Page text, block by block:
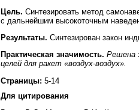
Цель. Синтезировать метод
с дальнейшим высокоточным
Результаты. Синтезирован закон
Практическая значимость. Решена
целей для ракет «воздух-воздух».
Страницы: 5-14
Для цитирования